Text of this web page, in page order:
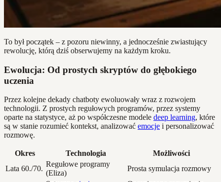
To był początek – z pozoru niewinny, a jednocześnie zwiastujący
rewolucję, którą dziś obserwujemy na każdym kroku.
Ewolucja: Od prostych skryptów do głębokiego
uczenia
Przez kolejne dekady chatboty ewoluowały wraz z rozwojem
technologii. Z prostych regułowych programów, przez systemy
oparte na statystyce, aż po współczesne modele deep learning, które
są w stanie rozumieć kontekst, analizować emocje i personalizować
rozmowę.
Okres Technologia
Możliwości
Lata 60./70.
Regułowe programy
(Eliza)
Prosta symulacja rozmowy